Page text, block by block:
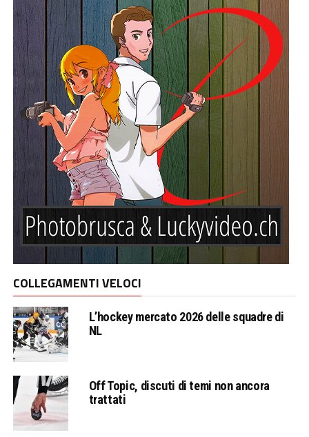
COLLEGAMENTI VELOCI
L’hockey mercato 2026 delle squadre di
NL
Off Topic, discuti di temi non ancora
trattati